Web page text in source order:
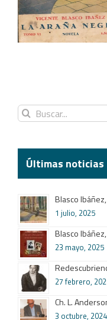
Buscar:
Últimas noticias
Blasco
1 julio, 2025
Blasco
23 mayo, 2025
27 febrero,
Ch. L.
3 octubre, 2024